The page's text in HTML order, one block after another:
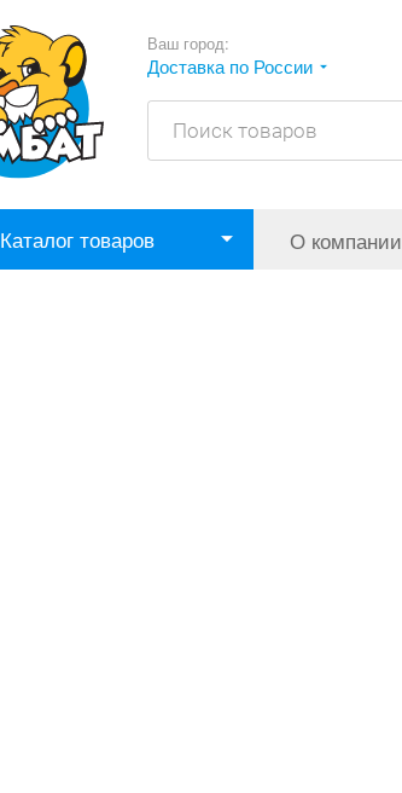
Ваш город:
Доставка по России
Каталог товаров О компании